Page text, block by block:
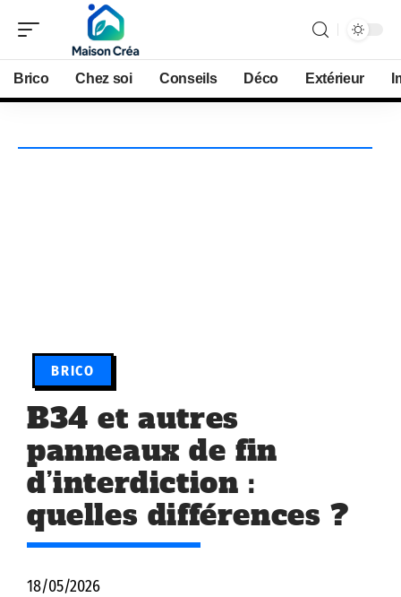
Brico Chez soi Conseils Déco Extérieur
BRICO
B34 et autres
panneaux de fin
d’interdiction :
quelles différences ?
18/05/2026